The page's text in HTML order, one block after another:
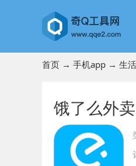
首页 → 手机app → 生
饿了么外